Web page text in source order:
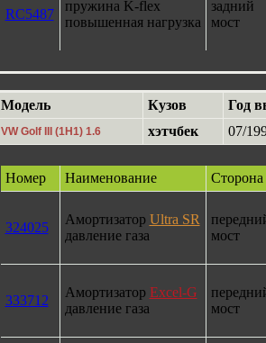
RC5487
пружина K-flex
повышенная нагрузка
задний
мост
Модель Кузов Год
VW Golf III (1H1) 1.6 хэтчбек 07/
Номер Наименование Сторона
324025
Амортизатор Ultra SR
давление газа
мост
333712
Амортизатор Excel-G
давление газа
мост